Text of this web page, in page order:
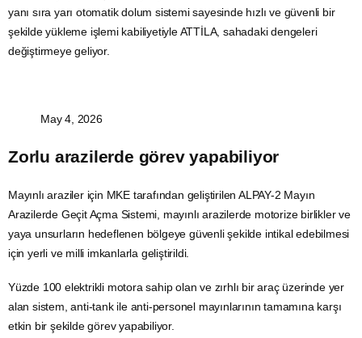
yanı sıra yarı otomatik dolum sistemi sayesinde hızlı ve güvenli bir
şekilde yükleme işlemi kabiliyetiyle ATTİLA, sahadaki dengeleri
değiştirmeye geliyor.
May 4, 2026
Zorlu arazilerde görev yapabiliyor
Mayınlı araziler için MKE tarafından geliştirilen ALPAY-2 Mayın
Arazilerde Geçit Açma Sistemi, mayınlı arazilerde motorize birlikler ve
yaya unsurların hedeflenen bölgeye güvenli şekilde intikal edebilmesi
için yerli ve milli imkanlarla geliştirildi.
Yüzde 100 elektrikli motora sahip olan ve zırhlı bir araç üzerinde yer
alan sistem, anti-tank ile anti-personel mayınlarının tamamına karşı
etkin bir şekilde görev yapabiliyor.